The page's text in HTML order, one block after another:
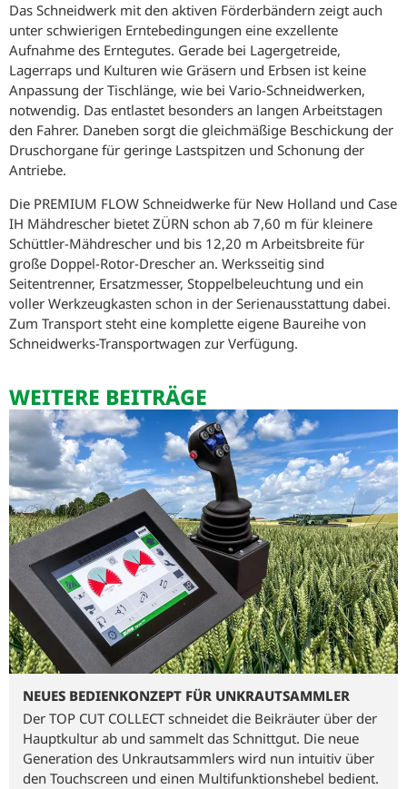
Das Schneidwerk mit den aktiven Förderbändern zeigt auch
unter schwierigen Erntebedingungen eine exzellente
Aufnahme des Erntegutes. Gerade bei Lagergetreide,
Lagerraps und Kulturen wie Gräsern und Erbsen ist keine
Anpassung der Tischlänge, wie bei Vario-Schneidwerken,
notwendig. Das entlastet besonders an langen Arbeitstagen
den Fahrer. Daneben sorgt die gleichmäßige Beschickung der
Druschorgane für geringe Lastspitzen und Schonung der
Antriebe.
Die PREMIUM FLOW Schneidwerke für New Holland und Case
IH Mähdrescher bietet ZÜRN schon ab 7,60 m für kleinere
Schüttler-Mähdrescher und bis 12,20 m Arbeitsbreite für
große Doppel-Rotor-Drescher an. Werksseitig sind
Seitentrenner, Ersatzmesser, Stoppelbeleuchtung und ein
voller Werkzeugkasten schon in der Serienausstattung dabei.
Zum Transport steht eine komplette eigene Baureihe von
Schneidwerks-Transportwagen zur Verfügung.
WEITERE BEITRÄGE
NEUES BEDIENKONZEPT FÜR UNKRAUTSAMMLER
Der TOP CUT COLLECT schneidet die Beikräuter über der
Hauptkultur ab und sammelt das Schnittgut. Die neue
Generation des Unkrautsammlers wird nun intuitiv über
den Touchscreen und einen Multifunktionshebel bedient.